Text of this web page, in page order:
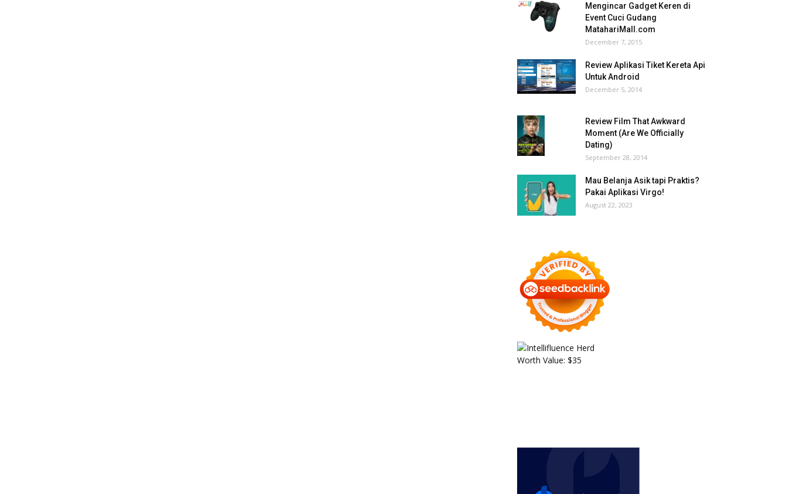
Mengincar Gadget Keren di
Event Cuci Gudang
MatahariMall.com
December 7, 2015
Review Aplikasi Tiket Kereta Api
Untuk Android
December 5, 2014
Review Film That Awkward
Moment (Are We Officially
Dating)
September 28, 2014
Mau Belanja Asik tapi Praktis?
Pakai Aplikasi Virgo!
August 22, 2023